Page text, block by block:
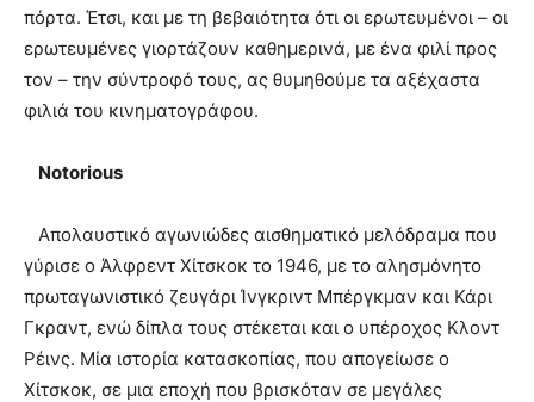
πόρτα. Έτσι, και με τη βεβαιότητα ότι οι ερωτευμένοι – οι
ερωτευμένες γιορτάζουν καθημερινά, με ένα φιλί προς
τον – την σύντροφό τους, ας θυμηθούμε τα αξέχαστα
φιλιά του κινηματογράφου.
Notorious
Απολαυστικό αγωνιώδες αισθηματικό μελόδραμα που
γύρισε ο Άλφρεντ Χίτσκοκ το 1946, με το αλησμόνητο
πρωταγωνιστικό ζευγάρι Ίνγκριντ Μπέργκμαν και Κάρι
Γκραντ, ενώ δίπλα τους στέκεται και ο υπέροχος Κλοντ
Ρέινς. Μία ιστορία κατασκοπίας, που απογείωσε ο
Χίτσκοκ, σε μια εποχή που βρισκόταν σε μεγάλες